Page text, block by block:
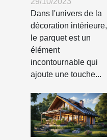
pour la
maison
Dans l'univers de la
décoration intérieure,
le parquet est un
élément
incontournable qui
ajoute une touche...